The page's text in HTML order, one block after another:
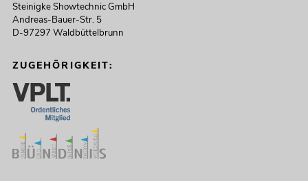
Steinigke Showtechnic GmbH
Andreas-Bauer-Str. 5
D-97297 Waldbüttelbrunn
ZUGEHÖRIGKEIT: